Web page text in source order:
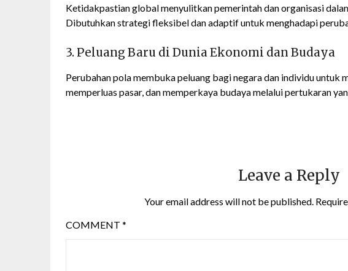
Ketidakpastian global menyulitkan pemerintah dan organisasi
Dibutuhkan strategi fleksibel dan adaptif untuk menghadapi
3. Peluang Baru di Dunia Ekonomi dan Budaya
Perubahan pola membuka peluang bagi negara dan individu untuk
memperluas pasar, dan memperkaya budaya melalui pertukaran
Leave a Reply
Your email address will not be published.
COMMENT *